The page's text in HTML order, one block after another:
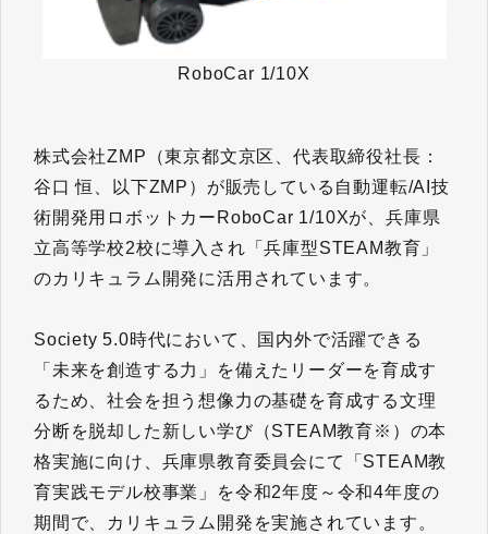
RoboCar 1/10X
株式会社ZMP（東京都文京区、代表取締役社長：
谷口 恒、以下ZMP）が販売している自動運転/AI技
術開発用ロボットカーRoboCar 1/10Xが、兵庫県
立高等学校2校に導入され「兵庫型STEAM教育」
のカリキュラム開発に活用されています。
Society 5.0時代において、国内外で活躍できる
「未来を創造する力」を備えたリーダーを育成す
るため、社会を担う想像力の基礎を育成する文理
分断を脱却した新しい学び（STEAM教育※）の本
格実施に向け、兵庫県教育委員会にて「STEAM教
育実践モデル校事業」を令和2年度～令和4年度の
期間で、カリキュラム開発を実施されています。